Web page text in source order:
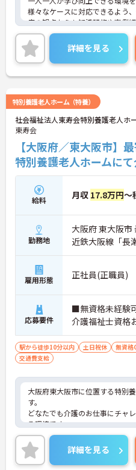
様々なケースに対応できるよう
療の観点からも知識研修や事例
て各サービスのスタッフから幹
を行っています。
ご興味ある方には、面接対策ポ
お話しいたしますのでお気軽に
詳細を見る
特別養護老人ホーム（特養）
社会福祉法人東寿会特別養護老人ホ
東寿会
【大阪府／東大阪市】
特別養護老人ホームに
給料 月収 17.8万円～
勤務地
大阪府 東大阪市
近鉄大阪線「長
雇用形態 正社員(正職員)
応募要件
■無資格未経験
介護福祉士資格
駅から徒歩10分以内 土日祝休 無資格
交通費支給
大阪府東大阪市に位置する特別
す。
どなたでも介護のお仕事にチャ
る環境です。
最寄駅から徒歩5分程度と好立地
に便利なのもうれしいポイント
ご興味をお持ちの方はお気軽に
い。
詳細を見る